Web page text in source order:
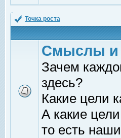
Точка роста
Смыслы и
Зачем
здесь?
Какие цели
А какие
то есть